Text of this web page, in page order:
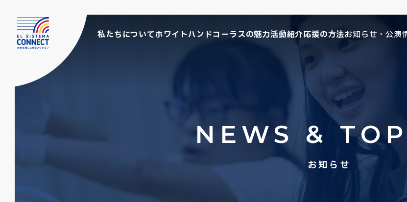
私たちについてホワイトハンドコーラスの魅力活動紹介応援の方法お知らせ・公演
NEWS &
お知らせ